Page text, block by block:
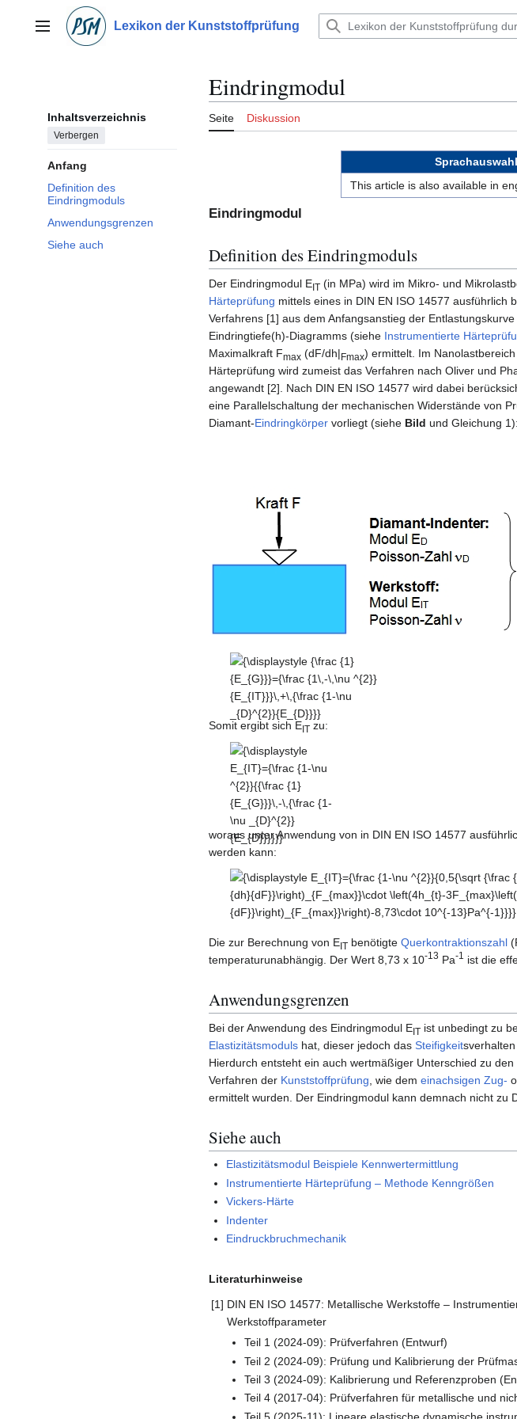
springenHauptmenü Lexikon der Kunststoffprüfung
Inhaltsverzeichnis
Verbergen
Anfang
Definition des
Eindringmoduls
Anwendungsgrenzen
Siehe auch
Eindringmodul
Seite Diskussion
This article is also available in
Eindringmodul
Definition des Eindringmoduls
Der Eindringmodul EIT (in MPa) wird im Mikro- und
Härteprüfung mittels eines in DIN EN ISO 14577 ausführlich
Verfahrens [1] aus dem Anfangsanstieg der
Eindringtiefe(h)-Diagramms (siehe Instrumentierte
Maximalkraft Fmax (dF/dh|Fmax) ermittelt. Im
Härteprüfung wird zumeist das Verfahren nach Oliver und
angewandt [2]. Nach DIN EN ISO 14577 wird dabei
eine Parallelschaltung der mechanischen Widerstände von
Diamant-Eindringkörper vorliegt (siehe Bild und Gleichung 1):
{\displaystyle
{\frac {1}
{E_{G}}}=
{\frac {1\,-
\,\nu ^{2}}
{E_{IT}}}\,+\,
{\frac {1-\nu
_{D}^{2}}
{E_{D}}}}
Somit ergibt sich EIT zu:
{\displaystyle
E_{IT}={\frac
{1-\nu ^{2}}
{{\frac {1}
{E_{G}}}\,-\,
{\frac {1-\nu
_{D}^{2}}
{E_{D}}}}}}
woraus unter Anwendung von in DIN EN ISO 14577
werden kann:
{\displaystyle E_{IT}={\frac {1-\nu
^{2}}{0,5{\sqrt {\frac {24,5}{\pi }}}\cdot
\left({\frac {dh}
\left(4h_{t}-3F_{max}\left({\frac {dh}
{dF}}\right)_{F_{max}}\right)-8,73\cdot
Die zur Berechnung von EIT benötigte Querkontraktionszahl
temperaturunabhängig. Der Wert 8,73 x 10-13 Pa-1 ist die
Anwendungsgrenzen
Bei der Anwendung des Eindringmodul EIT ist unbedingt zu
Elastizitätsmoduls hat, dieser jedoch das Steifigkeit
Hierdurch entsteht ein auch wertmäßiger Unterschied zu den
Verfahren der Kunststoffprüfung , wie dem einachsigen Zug-
ermittelt wurden. Der Eindringmodul kann demnach nicht zu
Siehe auch
Elastizitätsmodul Beispiele Kennwertermittlung
Instrumentierte Härteprüfung – Methode Kenngrößen
Vickers-Härte
Indenter
Eindruckbruchmechanik
Literaturhinweise
[1] DIN EN ISO 14577: Metallische Werkstoffe –
Werkstoffparameter
Teil 1 (2024-09): Prüfverfahren (Entwurf)
Teil 2 (2024-09): Prüfung und Kalibrierung der
Teil 3 (2024-09): Kalibrierung und Referenzproben
Teil 4 (2017-04): Prüfverfahren für metallische und
Teil 5 (2025-11): Lineare elastische dynamische